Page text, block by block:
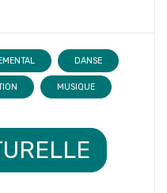
DANSE
MUSIQUE